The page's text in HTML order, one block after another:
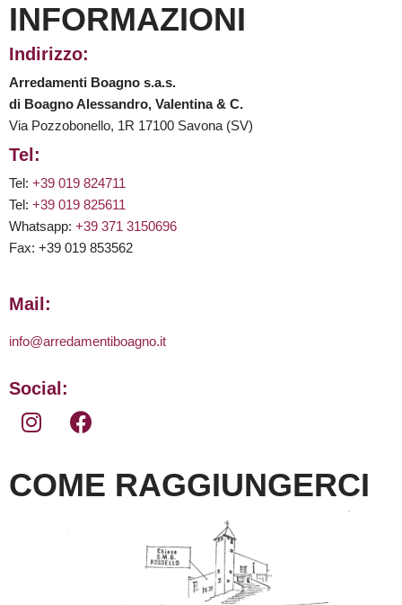
INFORMAZIONI
Indirizzo:
Arredamenti Boagno s.a.s.
di Boagno Alessandro, Valentina & C.
Via Pozzobonello, 1R 17100 Savona (SV)
Tel:
Tel: +39 019 824711
Tel: +39 019 825611
Whatsapp: +39 371 3150696
Fax: +39 019 853562
Mail:
info@arredamentiboagno.it
Social:
COME RAGGIUNGERCI